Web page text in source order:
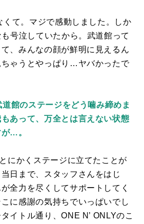
て。マジで感動しました。しか
号泣していたから。武道館って
、みんなの顔が鮮明に見えるん
ちゃうとやっぱり…ヤバかったで
館のステージをどう噛み締めま
あって、万全とは言えない状態
…。
にかくステージに立てたことが
日まで、スタッフさんをはじ
全力を尽くしてサポートしてく
に感謝の気持ちでいっぱいでし
イトル通り、ONE N ’ ONLYのこ